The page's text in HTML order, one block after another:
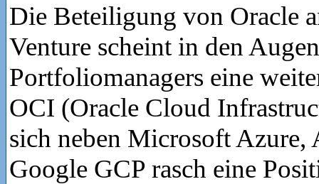
Die Beteiligung von Oracle
Venture scheint in den
Portfoliomanagers eine
OCI (Oracle Cloud
sich neben Microsoft Azure,
Google GCP rasch eine